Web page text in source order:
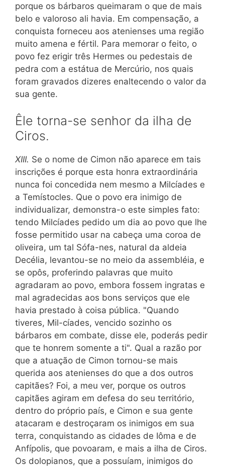
porque os bárbaros queimaram o que de mais
belo e valoroso ali havia. Em compensação, a
conquista forneceu aos atenienses uma região
muito amena e fértil. Para memorar o feito, o
povo fez erigir três Hermes ou pedestais de
pedra com a estátua de Mercúrio, nos quais
foram gravados dizeres enaltecendo o valor da
sua gente.
Êle torna-se senhor da ilha de
Ciros.
XIII. Se o nome de Cimon não aparece em tais
inscrições é porque esta honra extraordinária
nunca foi concedida nem mesmo a Milcíades e
a Temístocles. Que o povo era inimigo de
individualizar, demonstra-o este simples fato:
tendo Milcíades pedido um dia ao povo que lhe
fosse permitido usar na cabeça uma coroa de
oliveira, um tal Sófa-nes, natural da aldeia
Decélia, levantou-se no meio da assembléia, e
se opôs, proferindo palavras que muito
agradaram ao povo, embora fossem ingratas e
mal agradecidas aos bons serviços que ele
havia prestado à coisa pública. "Quando
tiveres, Mil-cíades, vencido sozinho os
bárbaros em combate, disse ele, poderás pedir
que te honrem somente a ti". Qual a razão por
que a atuação de Cimon tornou-se mais
querida aos atenienses do que a dos outros
capitães? Foi, a meu ver, porque os outros
capitães agiram em defesa do seu território,
dentro do próprio país, e Cimon e sua gente
atacaram e destroçaram os inimigos em sua
terra, conquistando as cidades de Iôma e de
Anfípolis, que povoaram, e mais a ilha de Ciros.
Os dolopianos, que a possuíam, inimigos do